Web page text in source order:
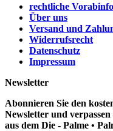
rechtliche
Über uns
Versand und
Widerrufsrecht
Datenschutz
Impressum
Newsletter
Abonnieren Sie den
Newsletter und
aus dem Die - Palme •